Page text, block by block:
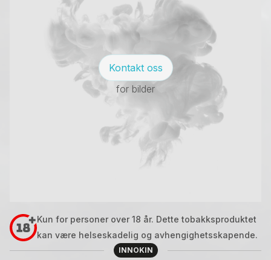
Kontakt oss
for bilder
Kun for personer over 18 år. Dette tobakksproduktet
kan være helseskadelig og avhengighetsskapende.
INNOKIN